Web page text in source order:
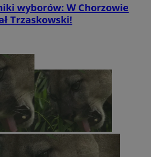
wyborów: W Chorzowie
Trzaskowski!